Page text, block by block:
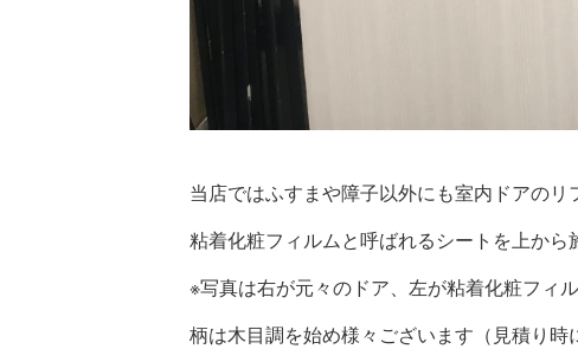
当店ではふすまや障子以外にも室内ドアのリ
粘着化粧フィルムと呼ばれるシートを上から
※写真は右が元々のドア、左が粘着化粧フィ
柄は木目調を始め様々ございます（見積り時